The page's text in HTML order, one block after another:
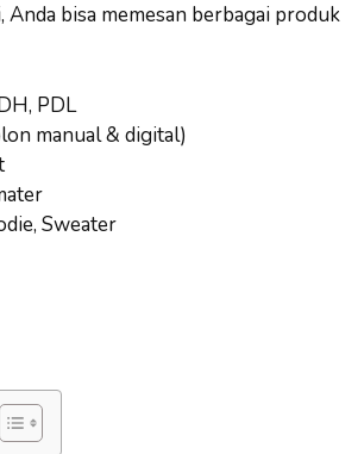
Anda bisa memesan berbagai produk
PDL
manual & digital)
Sweater